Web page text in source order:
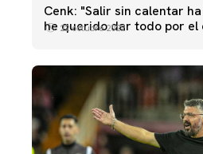
Cenk: "Salir sin calentar
he querido dar todo por el
22 octubre 2022